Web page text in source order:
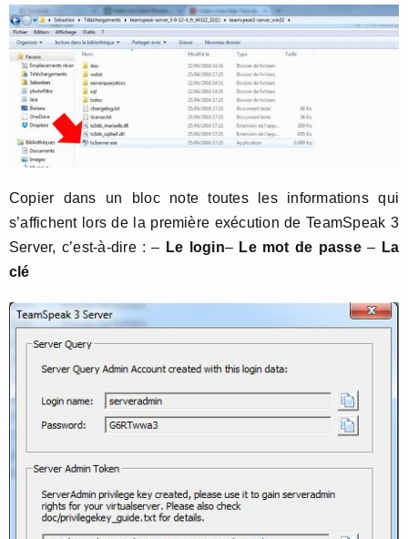
Copier dans un bloc note toutes les informations qui
s’affichent lors de la première exécution de TeamSpeak 3
Server, c’est-à-dire : – Le login– Le mot de passe– La
clé